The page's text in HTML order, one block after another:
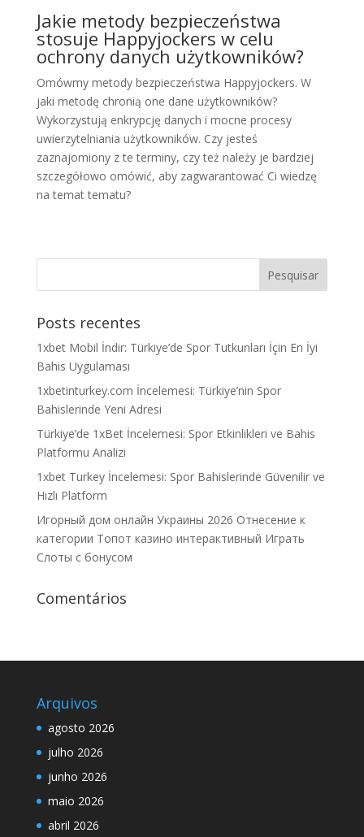
Jakie metody bezpieczeństwa
stosuje Happyjockers w celu
ochrony danych użytkowników?
Omówmy metody bezpieczeństwa Happyjockers. W
jaki metodę chronią one dane użytkowników?
Wykorzystują enkrypcję danych i mocne procesy
uwierzytelniania użytkowników. Czy jesteś
zaznajomiony z te terminy, czy też należy je bardziej
szczegółowo omówić, aby zagwarantować Ci wiedzę
na temat tematu?
Posts recentes
1xbet Mobil İndir: Türkiye’de Spor Tutkunları İçin En İyi
Bahis Uygulaması
1xbetinturkey.com İncelemesi: Türkiye’nin Spor
Bahislerinde Yeni Adresi
Türkiye’de 1xBet İncelemesi: Spor Etkinlikleri ve Bahis
Platformu Analizi
1xbet Turkey İncelemesi: Spor Bahislerinde Güvenilir ve
Hızlı Platform
Игорный дом онлайн Украины 2026 Отнесение к
категории Топот казино интерактивный Играть
Слоты с бонусом
Comentários
Arquivos
agosto 2026
julho 2026
junho 2026
maio 2026
abril 2026